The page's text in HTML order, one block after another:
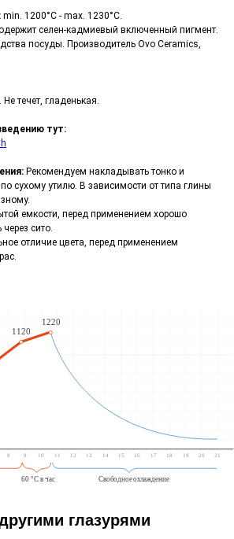
min. 1200°С - max. 1230°С.
селен-кадмиевый включенный пигмент.
посуды. Производитель Ovo Ceramics,
течет, гладенькая.
тут:
Рекомендуем накладывать тонко и
сухому утилю. В зависимости от типа глины
емкости, перед применением хорошо
сито.
отличие цвета, перед применением
глазурями